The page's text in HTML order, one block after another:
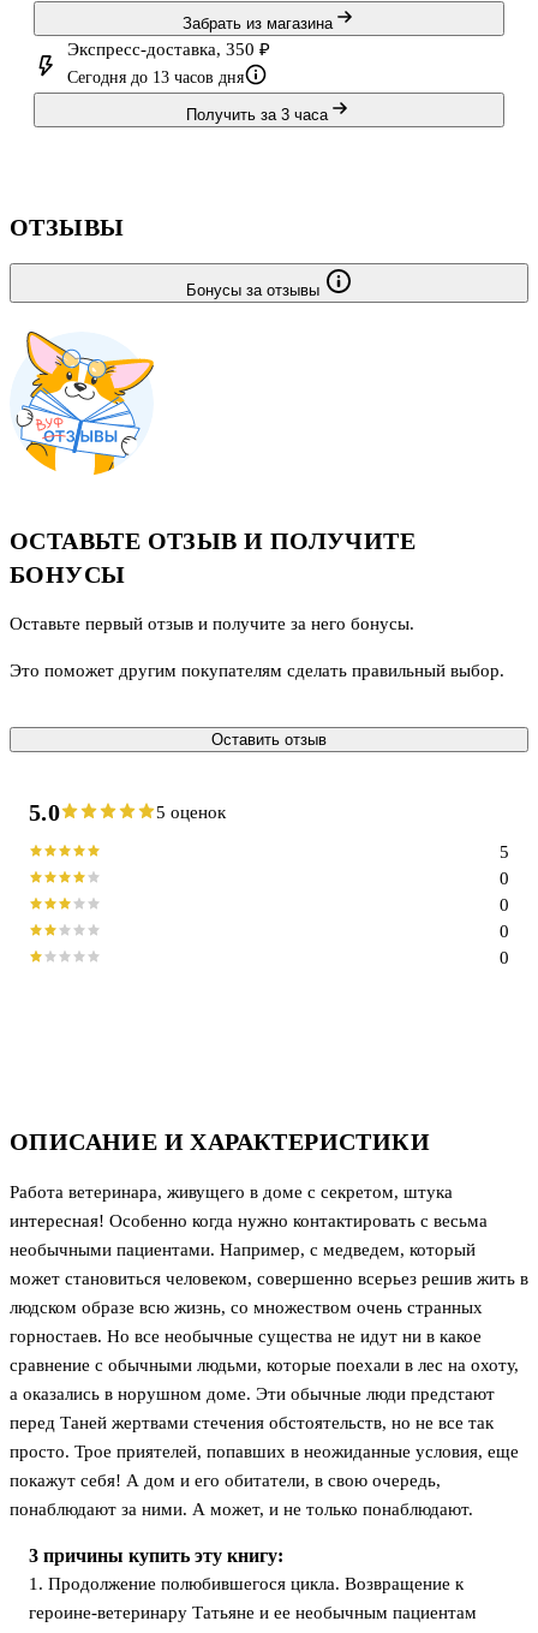
Забрать из магазина
Экспресс-доставка, 350 ₽
Сегодня до 13 часов дня
Получить за 3 часа
ОПИСАНИЕ И ХАРАКТЕРИСТИКИ
Работа ветеринара, живущего в доме с секретом, штука
интересная! Особенно когда нужно контактировать с весьма
необычными пациентами. Например, с медведем, который
может становиться человеком, совершенно всерьез решив жить в
людском образе всю жизнь, со множеством очень странных
горностаев. Но все необычные существа не идут ни в какое
сравнение с обычными людьми, которые поехали в лес на охоту,
а оказались в норушном доме. Эти обычные люди предстают
перед Таней жертвами стечения обстоятельств, но не все так
просто. Трое приятелей, попавших в неожиданные условия, еще
покажут себя! А дом и его обитатели, в свою очередь,
понаблюдают за ними. А может, и не только понаблюдают.
3 причины купить эту книгу:
1. Продолжение полюбившегося цикла. Возвращение к
героине-ветеринару Татьяне и ее необычным пациентам
ОТЗЫВЫ
Бонусы за отзывы
ОСТАВЬТЕ ОТЗЫВ И ПОЛУЧИТЕ
БОНУСЫ
Оставьте первый отзыв и получите за него бонусы.
Это поможет другим покупателям сделать правильный выбор.
Оставить отзыв
5.0 5 оценок
0
0
0
0
5